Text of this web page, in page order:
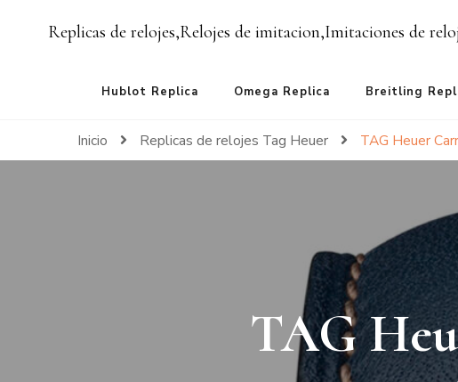
Replicas de relojes,Relojes de imitacion,Imitaciones de
Hublot Replica Omega Replica Breitling
Inicio Replicas de relojes Tag Heuer TAG Heuer
TAG